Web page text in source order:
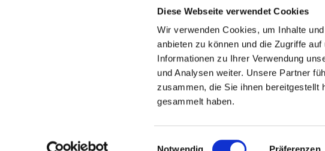
Diese Webseite verwendet Cookies
Wir verwenden Cookies, um Inhalte
anbieten zu können und die Zugriffe
Informationen zu Ihrer Verwendung
und Analysen weiter. Unsere Partner
zusammen, die Sie ihnen bereitgestellt
gesammelt haben.
Einwilligungsauswahl
Notwendig Präferenzen